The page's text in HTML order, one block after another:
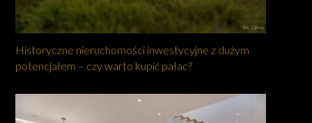
Historyczne nieruchomości inwestycyjne z dużym
potencjałem – czy warto kupić pałac?